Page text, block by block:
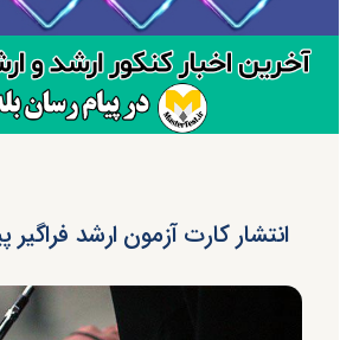
انتشار کارت آزمون ارشد فراگیر